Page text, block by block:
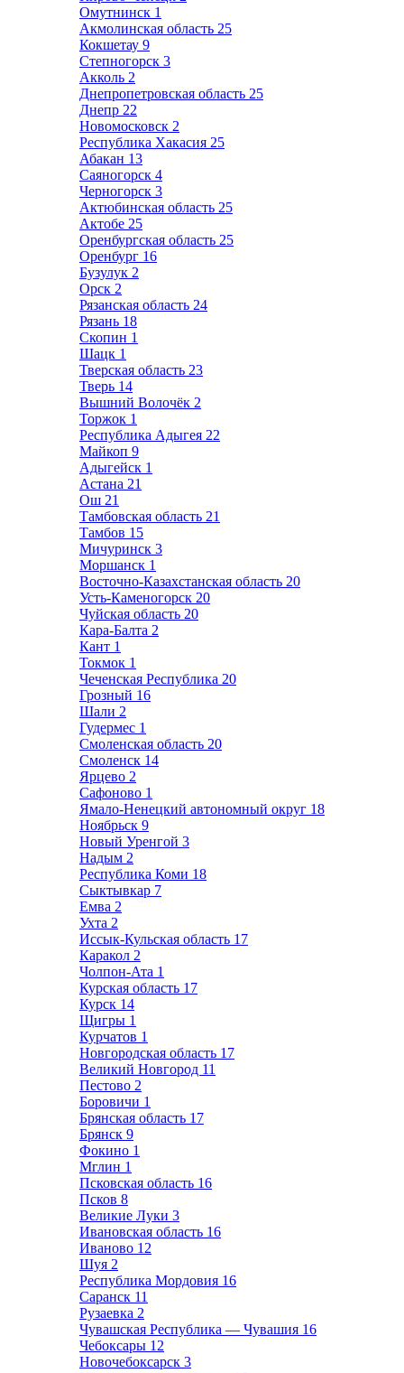
Омутнинск 1
Акмолинская область 25
Кокшетау 9
Степногорск 3
Акколь 2
Днепропетровская область 25
Днепр 22
Новомосковск 2
Республика Хакасия 25
Абакан 13
Саяногорск 4
Черногорск 3
Актюбинская область 25
Актобе 25
Оренбургская область 25
Оренбург 16
Бузулук 2
Орск 2
Рязанская область 24
Рязань 18
Скопин 1
Шацк 1
Тверская область 23
Тверь 14
Вышний Волочёк 2
Торжок 1
Республика Адыгея 22
Майкоп 9
Адыгейск 1
Астана 21
Ош 21
Тамбовская область 21
Тамбов 15
Мичуринск 3
Моршанск 1
Восточно-Казахстанская область 20
Усть-Каменогорск 20
Чуйская область 20
Кара-Балта 2
Кант 1
Токмок 1
Чеченская Республика 20
Грозный 16
Шали 2
Гудермес 1
Смоленская область 20
Смоленск 14
Ярцево 2
Сафоново 1
Ямало-Ненецкий автономный округ 18
Ноябрьск 9
Новый Уренгой 3
Надым 2
Республика Коми 18
Сыктывкар 7
Емва 2
Ухта 2
Иссык-Кульская область 17
Каракол 2
Чолпон-Ата 1
Курская область 17
Курск 14
Щигры 1
Курчатов 1
Новгородская область 17
Великий Новгород 11
Пестово 2
Боровичи 1
Брянская область 17
Брянск 9
Фокино 1
Мглин 1
Псковская область 16
Псков 8
Великие Луки 3
Ивановская область 16
Иваново 12
Шуя 2
Республика Мордовия 16
Саранск 11
Рузаевка 2
Чувашская Республика — Чувашия 16
Чебоксары 12
Новочебоксарск 3